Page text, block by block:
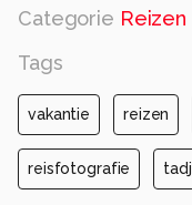
Categorie Reizen
Tags
vakantie reizen
reisfotografie